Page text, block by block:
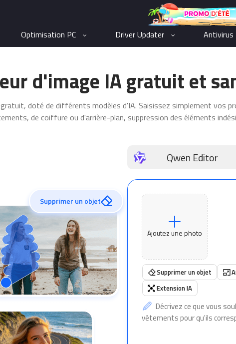
Optimisation PC Driver Updater Antivirus
d'image IA gratuit et
doté de différents modèles d'IA. Saisissez simplement vos
de coiffure ou d'arrière-plan, suppression des éléments
Supprimer un objet
Qwen Editor
Ajoutez une photo
Supprimer un objet
Extension IA